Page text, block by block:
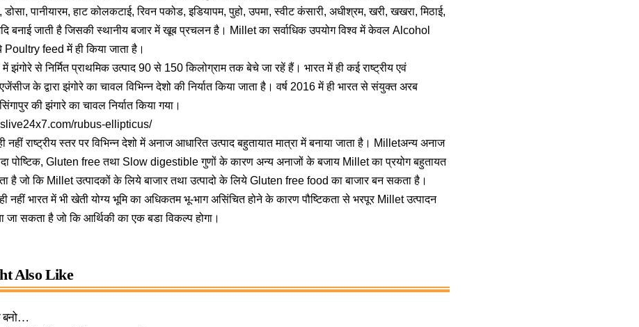
पानीयारम, हाट कोलकटाई, रिवन पकोड, इडियापम, पुहो, उपमा, स्वीट कंसारी, अधीश्रम, खरी, खखरा, मिठाई,
बनाई जाती है जिसकी स्थानीय बजार में खूब प्रचलन है। Millet का सर्वाधिक उपयोग विश्व में केवल Alcohol
Poultry feed में ही किया जाता है।
झंगोरे से निर्मित प्राथमिक उत्पाद 90 से 150 किलोग्राम तक बेचे जा रहें हैं। भारत में ही कई राष्ट्रीय एवं
के द्वारा झंगोरे का चावल विभिन्न देशो की निर्यात किया जाता है। वर्ष 2016 में ही भारत से संयुक्त अरब
की झंगारे का चावल निर्यात किया गया।
rubus-ellipticus/
नहीं राष्ट्रीय स्तर पर विभिन्न देशो में अनाज आधारित उत्पाद बहुतायात मात्रा में बनाया जाता है। Milletअन्य अनाज
पोष्टिक, Gluten free तथा Slow digestible गुणों के कारण अन्य अनाजों के बजाय Millet का प्रयोग बहुतायत
है जो कि Millet उत्पादकों के लिये बाजार तथा उत्पादो के लिये Gluten free food का बाजार बन सकता है।
नहीं भारत में भी खेती योग्य भूमि का अधिकतम भू-भाग असिंचित होने के कारण पौष्टिकता से भरपूर Millet उत्पादन
जा सकता है जो कि आर्थिकी का एक बडा विकल्प होगा।
Also Like
बनो…